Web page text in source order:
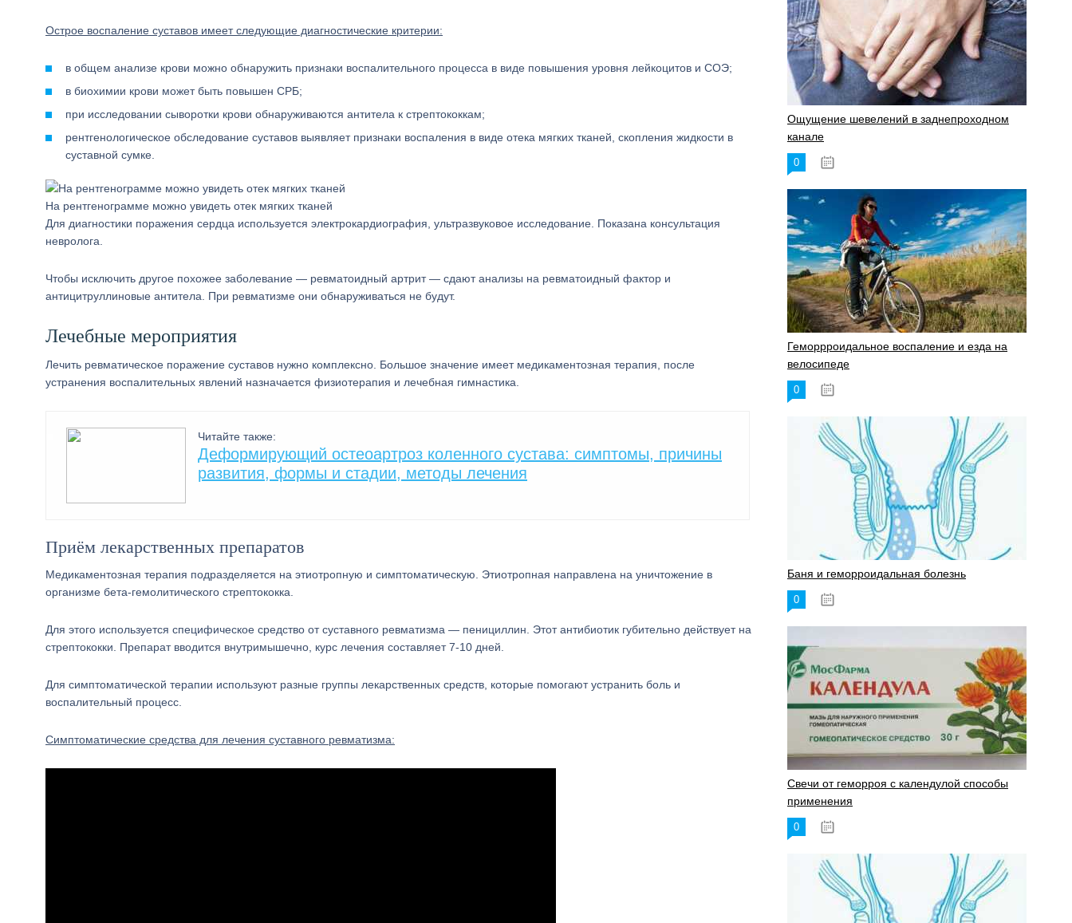
Острое воспаление суставов имеет следующие диагностические критерии:
в общем анализе крови можно обнаружить признаки воспалительного процесса в виде повышения уровня лейкоцитов и СОЭ;
в биохимии крови может быть повышен СРБ;
при исследовании сыворотки крови обнаруживаются антитела к стрептококкам;
рентгенологическое обследование суставов выявляет признаки воспаления в виде отека мягких тканей, скопления жидкости в
суставной сумке.
На рентгенограмме можно увидеть отек мягких тканей
Для диагностики поражения сердца используется электрокардиография, ультразвуковое исследование. Показана консультация
невролога.
Чтобы исключить другое похожее заболевание — ревматоидный артрит — сдают анализы на ревматоидный фактор и
антицитруллиновые антитела. При ревматизме они обнаруживаться не будут.
Лечебные мероприятия
Лечить ревматическое поражение суставов нужно комплексно. Большое значение имеет медикаментозная терапия, после
устранения воспалительных явлений назначается физиотерапия и лечебная гимнастика.
Читайте также:
Деформирующий остеоартроз коленного сустава: симптомы, причины
развития, формы и стадии, методы лечения
Приём лекарственных препаратов
Медикаментозная терапия подразделяется на этиотропную и симптоматическую. Этиотропная направлена на уничтожение в
организме бета-гемолитического стрептококка.
Для этого используется специфическое средство от суставного ревматизма — пенициллин. Этот антибиотик губительно действует на
стрептококки. Препарат вводится внутримышечно, курс лечения составляет 7-10 дней.
Для симптоматической терапии используют разные группы лекарственных средств, которые помогают устранить боль и
воспалительный процесс.
Симптоматические средства для лечения суставного ревматизма:
Ощущение шевелений в заднепроходном
канале
0
Геморрроидальное воспаление и езда на
велосипеде
0
Баня и геморроидальная болезнь
0
Свечи от геморроя с календулой способы
применения
0